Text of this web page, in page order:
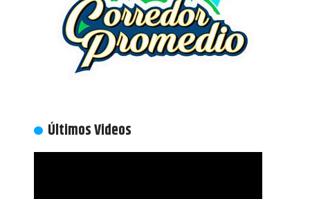
Últimos Videos